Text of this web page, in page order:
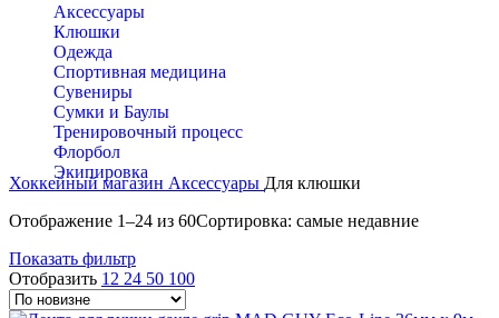
Аксессуары
Клюшки
Одежда
Спортивная медицина
Сувениры
Сумки и Баулы
Тренировочный процесс
Флорбол
Экипировка
Хоккейный магазин Аксессуары Для клюшки
Отображение 1–24 из 60Сортировка: самые недавние
Показать фильтр
Отобразить 12 24 50 100